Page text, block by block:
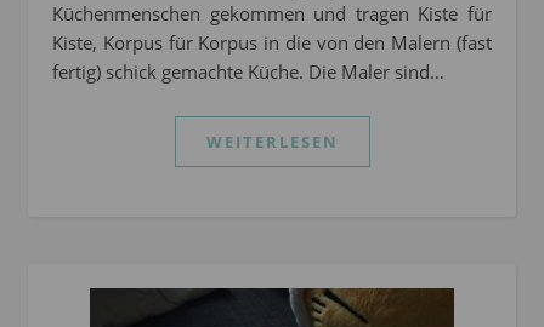
Küchenmenschen gekommen und tragen Kiste für
Kiste, Korpus für Korpus in die von den Malern (fast
fertig) schick gemachte Küche. Die Maler sind…
WEITERLESEN